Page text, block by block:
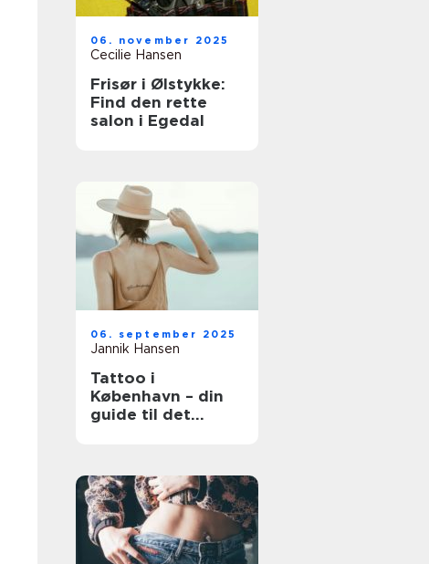
06. november 2025
Cecilie Hansen
Frisør i Ølstykke:
Find den rette
salon i Egedal
06. september 2025
Jannik Hansen
Tattoo i
København – din
guide til det